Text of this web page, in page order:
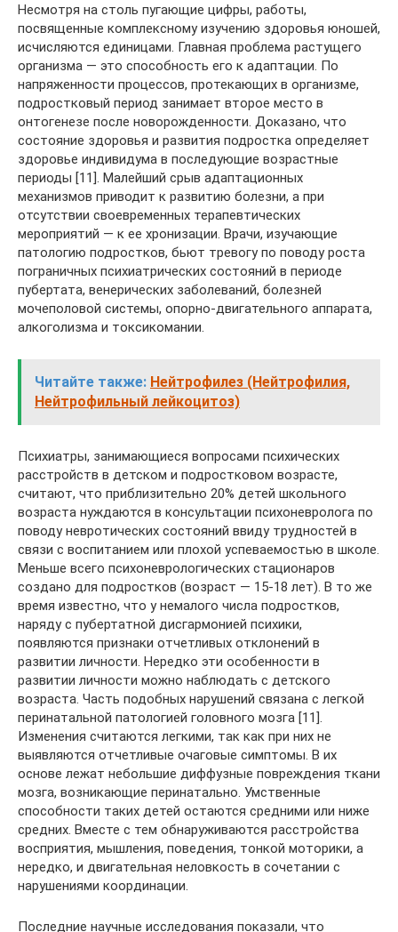
Несмотря на столь пугающие цифры, работы,
посвященные комплексному изучению здоровья юношей,
исчисляются единицами. Главная проблема растущего
организма — это способность его к адаптации. По
напряженности процессов, протекающих в организме,
подростковый период занимает второе место в
онтогенезе после новорожденности. Доказано, что
состояние здоровья и развития подростка определяет
здоровье индивидума в последующие возрастные
периоды [11]. Малейший срыв адаптационных
механизмов приводит к развитию болезни, а при
отсутствии своевременных терапевтических
мероприятий — к ее хронизации. Врачи, изучающие
патологию подростков, бьют тревогу по поводу роста
пограничных психиатрических состояний в периоде
пубертата, венерических заболеваний, болезней
мочеполовой системы, опорно-двигательного аппарата,
алкоголизма и токсикомании.
Читайте также: Нейтрофилез (Нейтрофилия,
Нейтрофильный лейкоцитоз)
Психиатры, занимающиеся вопросами психических
расстройств в детском и подростковом возрасте,
считают, что приблизительно 20% детей школьного
возраста нуждаются в консультации психоневролога по
поводу невротических состояний ввиду трудностей в
связи с воспитанием или плохой успеваемостью в школе.
Меньше всего психоневрологических стационаров
создано для подростков (возраст — 15-18 лет). В то же
время известно, что у немалого числа подростков,
наряду с пубертатной дисгармонией психики,
появляются признаки отчетливых отклонений в
развитии личности. Нередко эти особенности в
развитии личности можно наблюдать с детского
возраста. Часть подобных нарушений связана с легкой
перинатальной патологией головного мозга [11].
Изменения считаются легкими, так как при них не
выявляются отчетливые очаговые симптомы. В их
основе лежат небольшие диффузные повреждения ткани
мозга, возникающие перинатально. Умственные
способности таких детей остаются средними или ниже
средних. Вместе с тем обнаруживаются расстройства
восприятия, мышления, поведения, тонкой моторики, а
нередко, и двигательная неловкость в сочетании с
нарушениями координации.
Последние научные исследования показали, что